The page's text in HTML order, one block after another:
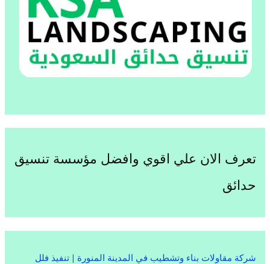
تعرف الان علي اقوي وافضل مؤسسة تنسيق
حدائق
شركة مقاولات بناء وتشطيب في المدينة المنورة | تنفيذ فلل